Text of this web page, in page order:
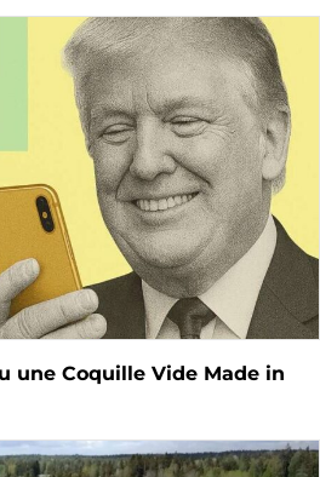
une Coquille Vide Made in